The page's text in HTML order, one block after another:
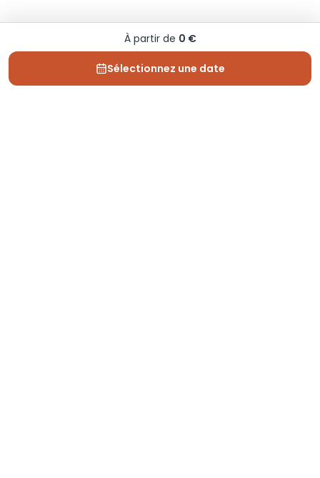
À partir de 0 €
Sélectionnez une date